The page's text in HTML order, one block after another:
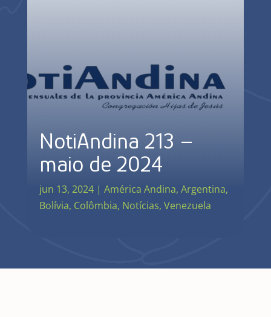
NotiAndina 213 –
maio de 2024
jun 13, 2024| América Andina, Argentina,
Bolívia, Colômbia, Notícias, Venezuela